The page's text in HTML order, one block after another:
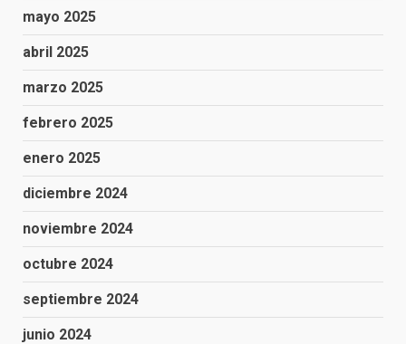
mayo 2025
abril 2025
marzo 2025
febrero 2025
enero 2025
diciembre 2024
noviembre 2024
octubre 2024
septiembre 2024
junio 2024